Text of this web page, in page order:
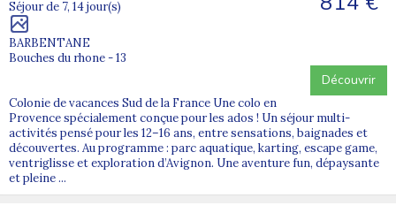
Séjour de 7, 14 jour(s)
BARBENTANE
Bouches du rhone - 13
Découvrir
Colonie de vacances Sud de la France Une colo en
Provence spécialement conçue pour les ados ! Un séjour multi-
activités pensé pour les 12–16 ans, entre sensations, baignades et
découvertes. Au programme : parc aquatique, karting, escape game,
ventriglisse et exploration d’Avignon. Une aventure fun, dépaysante
et pleine ...